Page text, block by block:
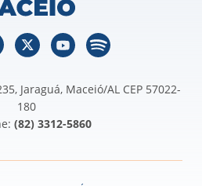
Jaraguá, Maceió/AL CEP 57022-
180
(82) 3312-5860